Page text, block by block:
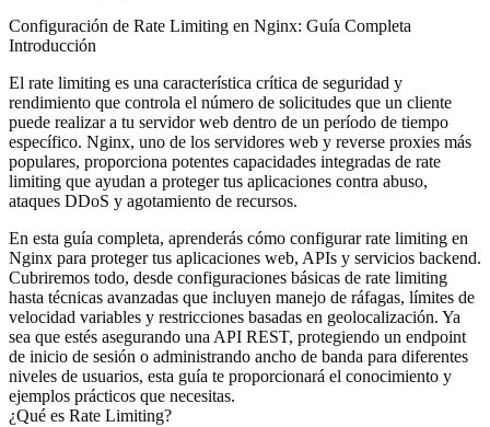
Configuración de Rate Limiting en Nginx: Guía Completa
Introducción
El rate limiting es una característica crítica de seguridad y
rendimiento que controla el número de solicitudes que un cliente
puede realizar a tu servidor web dentro de un período de tiempo
específico. Nginx, uno de los servidores web y reverse proxies más
populares, proporciona potentes capacidades integradas de rate
limiting que ayudan a proteger tus aplicaciones contra abuso,
ataques DDoS y agotamiento de recursos.
En esta guía completa, aprenderás cómo configurar rate limiting en
Nginx para proteger tus aplicaciones web, APIs y servicios backend.
Cubriremos todo, desde configuraciones básicas de rate limiting
hasta técnicas avanzadas que incluyen manejo de ráfagas, límites de
velocidad variables y restricciones basadas en geolocalización. Ya
sea que estés asegurando una API REST, protegiendo un endpoint
de inicio de sesión o administrando ancho de banda para diferentes
niveles de usuarios, esta guía te proporcionará el conocimiento y
ejemplos prácticos que necesitas.
¿Qué es Rate Limiting?